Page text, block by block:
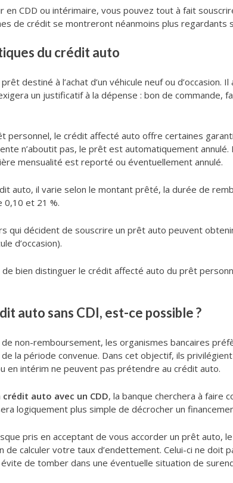
en CDD ou intérimaire, vous pouvez tout à fait
de crédit se montreront néanmoins plus
du crédit auto
destiné à l’achat d’un véhicule neuf ou
un justificatif à la dépense : bon de
personnel, le crédit affecté auto offre certaines
n’aboutit pas, le prêt est automatiquement
mensualité est reporté ou éventuellement annulé.
auto, il varie selon le montant prêté, la durée de
0,10 et 21 %.
qui décident de souscrire un prêt auto peuvent
d’occasion).
bien distinguer le crédit affecté auto du prêt
auto sans CDI, est-ce possible ?
non-remboursement, les organismes bancaires
la période convenue. Dans cet objectif, ils
en intérim ne peuvent pas prétendre au crédit auto.
crédit auto avec un CDD, la banque cherchera à faire
logiquement plus simple de décrocher un
pris en acceptant de vous accorder un prêt
de calculer votre taux d’endettement. Celui-ci ne doit
évite de tomber dans une éventuelle situation de